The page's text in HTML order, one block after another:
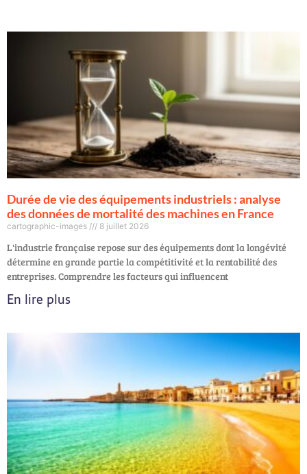
Durée de vie des équipements industriels : analyse
des données de mortalité des machines en France
cartographic-images 8 juillet 2026
L'industrie française repose sur des équipements dont la longévité
détermine en grande partie la compétitivité et la rentabilité des
entreprises. Comprendre les facteurs qui influencent
En lire plus